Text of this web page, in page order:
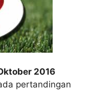
2016
pertandingan